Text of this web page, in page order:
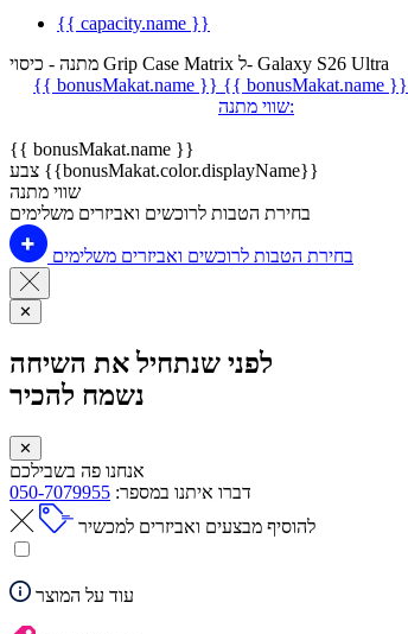
{{ capacity.name }}
מתנה - כיסוי Grip Case Matrix ל- Galaxy S26 Ultra
{{ bonusMakat.name }} {{ bonusMakat.name }}
שווי מתנה:
{{ bonusMakat.name }}
צבע {{bonusMakat.color.displayName}}
שווי מתנה
בחירת הטבות לרוכשים ואביזרים משלימים
בחירת הטבות לרוכשים ואביזרים משלימים
✕
לפני שנתחיל את השיחה
נשמח להכיר
✕
אנחנו פה בשבילכם
דברו איתנו במספר: 050-7079955
להוסיף מבצעים ואביזרים למכשיר
עוד על המוצר